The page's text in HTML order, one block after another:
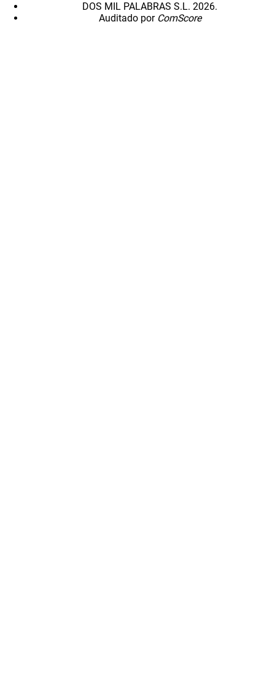
DOS MIL PALABRAS S.L. 2026.
Auditado por ComScore